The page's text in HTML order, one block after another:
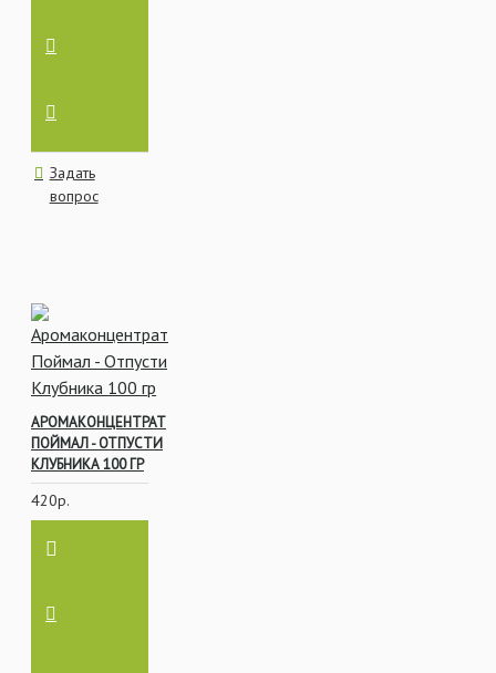
Задать
вопрос
АРОМАКОНЦЕНТРАТ
ПОЙМАЛ - ОТПУСТИ
КЛУБНИКА 100 ГР
420р.